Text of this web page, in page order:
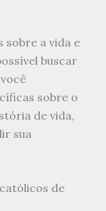
sobre a vida e
buscar
sobre o
de vida,
sua
de